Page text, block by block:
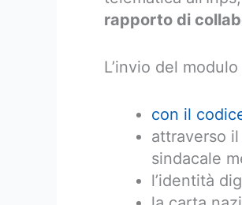
rapporto di
L’invio del
con il
attraverso
sindacale
l’identità